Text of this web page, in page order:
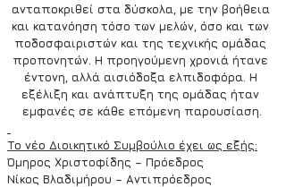
ανταποκριθεί στα δύσκολα, με την βοήθεια
και κατανόηση τόσο των μελών, όσο και των
ποδοσφαιριστών και της τεχνικής ομάδας
προπονητών. Η προηγούμενη χρονιά ήτανε
έντονη, αλλά αισιόδοξα ελπιδοφόρα. Η
εξέλιξη και ανάπτυξη της ομάδας ήταν
εμφανές σε κάθε επόμενη παρουσίαση.
Το νέο Διοικητικό Συμβούλιο έχει ως εξής:
Όμηρος Χριστοφίδης – Πρόεδρος
Νίκος Βλαδιμήρου – Αντιπρόεδρος